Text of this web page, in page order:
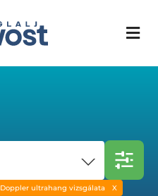
ultrahang vizsgálata